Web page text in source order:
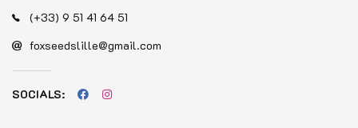
(+33) 9 51 41 64 51
foxseedslille@gmail.com
SOCIALS: